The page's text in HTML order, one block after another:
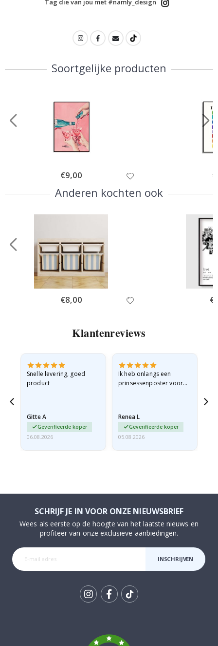
Tag die van jou met #namly_design
Soortgelijke producten
Special
Price
€9,00
Anderen kochten ook
Special
Price
€8,00
Klantenreviews
Snelle levering, goed
product
Gitte A
Geverifieerde koper
06.08.2026
Ik heb onlangs een
prinsessenposter voor
licht…
Renea L
Geverifieerde koper
05.08.2026
SCHRIJF JE IN VOOR ONZE NIEUWSBRIEF
Wees als eerste op de hoogte van het laatste nieuws en
profiteer van onze exclusieve aanbiedingen.
INSCHRIJVEN